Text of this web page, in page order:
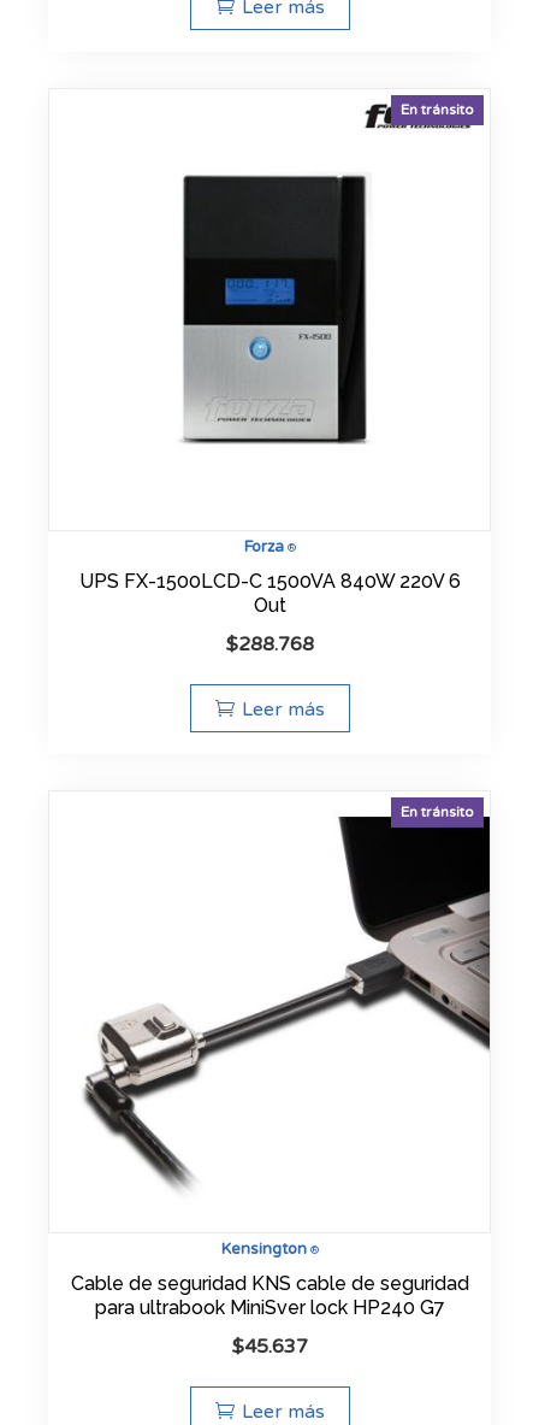
Leer más
Forza®
En tránsito
UPS FX-1500LCD-C 1500VA 840W 220V 6
Out
$288.768
Leer más
Kensington®
En tránsito
Cable de seguridad KNS cable de seguridad
para ultrabook MiniSver lock HP240 G7
$45.637
Leer más